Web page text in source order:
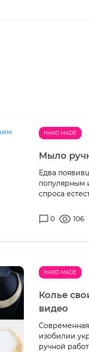
HAND MADE
Мыло
Едва
популярным
спроса
0 106
HAND MADE
Колье
видео
Современная
изобилии
ручной